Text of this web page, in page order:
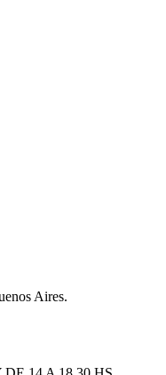
Aires.